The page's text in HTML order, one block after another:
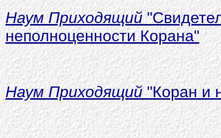
Наум Приходящий"
неполноценности Корана"
Наум Приходящий"Коран и